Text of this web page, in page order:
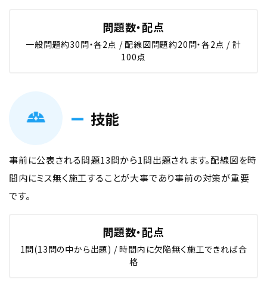
問題数・配点
一般問題約30問・各2点 / 配線図問題約20問・各2点 / 計
100点
技能
事前に公表される問題13問から1問出題されます。配線図を時
間内にミス無く施工することが大事であり事前の対策が重要
です。
問題数・配点
1問(13問の中から出題) / 時間内に欠陥無く施工できれば合
格